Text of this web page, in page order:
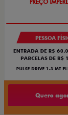
PREÇO
PESSOA
ENTRADA DE R$
PARCELAS DE R$
PULSE DRIVE 1.3 MT
Quero